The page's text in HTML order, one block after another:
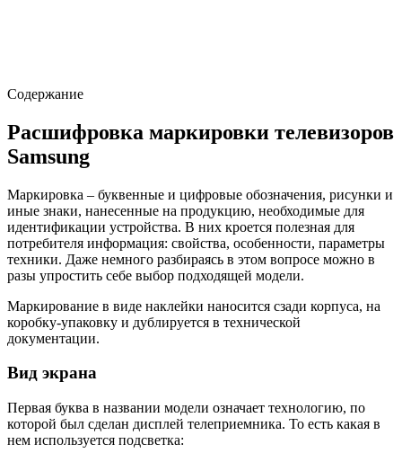
Содержание
Расшифровка маркировки телевизоров
Samsung
Маркировка – буквенные и цифровые обозначения, рисунки и
иные знаки, нанесенные на продукцию, необходимые для
идентификации устройства. В них кроется полезная для
потребителя информация: свойства, особенности, параметры
техники. Даже немного разбираясь в этом вопросе можно в
разы упростить себе выбор подходящей модели.
Маркирование в виде наклейки наносится сзади корпуса, на
коробку-упаковку и дублируется в технической
документации.
Вид экрана
Первая буква в названии модели означает технологию, по
которой был сделан дисплей телеприемника. То есть какая в
нем используется подсветка: